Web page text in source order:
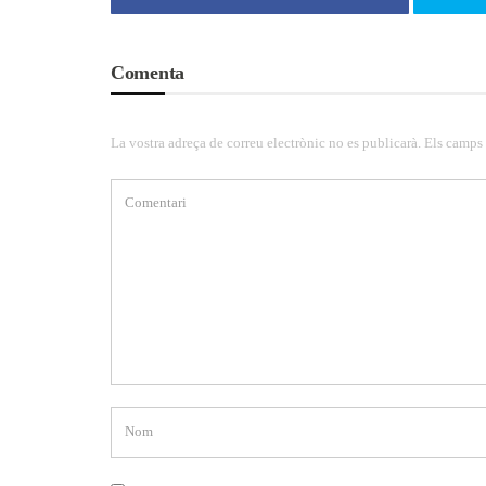
Comenta
La vostra adreça de correu electrònic no es publicarà. Els